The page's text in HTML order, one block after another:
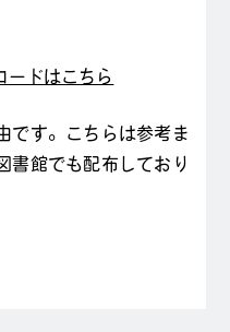
ドはこちら
です。こちらは参考ま
書館でも配布しており